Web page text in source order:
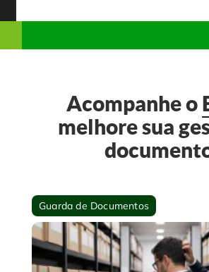
Acompanhe o
melhore sua
Guarda de Documentos